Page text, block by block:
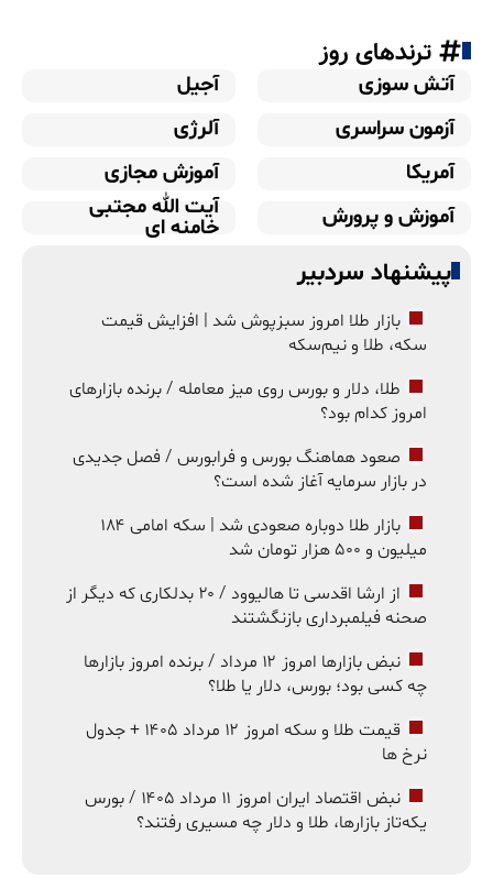
ترندهای روز
آتش سوزی
آجیل
آزمون سراسری
آلرژی
آمریکا
آموزش مجازی
آموزش و پرورش
آیت الله مجتبی
خامنه ای
پیشنهاد سردبیر
بازار طلا امروز سبزپوش شد | افزایش قیمت
سکه، طلا و نیم‌سکه
طلا، دلار و بورس روی میز معامله / برنده بازارهای
امروز کدام بود؟
صعود هماهنگ بورس و فرابورس / فصل جدیدی
در بازار سرمایه آغاز شده است؟
بازار طلا دوباره صعودی شد | سکه امامی ۱۸۴
میلیون و ۵۰۰ هزار تومان شد
از ارشا اقدسی تا هالیوود / ۲۰ بدلکاری که دیگر از
صحنه فیلمبرداری بازنگشتند
نبض بازارها امروز ۱۲ مرداد / برنده امروز بازارها
چه کسی بود؛ بورس، دلار یا طلا؟
قیمت طلا و سکه امروز ۱۲ مرداد ۱۴۰۵ + جدول
نرخ ها
نبض اقتصاد ایران امروز ۱۱ مرداد ۱۴۰۵ / بورس
یکه‌تاز بازارها، طلا و دلار چه مسیری رفتند؟